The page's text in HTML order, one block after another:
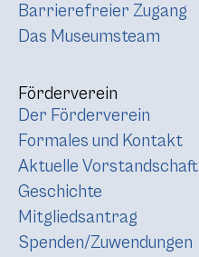
Barrierefreier Zugang
Das Museumsteam
Förderverein
Der Förderverein
Formales und Kontakt
Aktuelle Vorstandschaft
Geschichte
Mitgliedsantrag
Spenden/Zuwendungen